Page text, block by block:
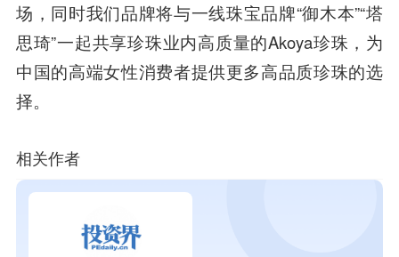
场，同时我们品牌将与一线珠宝品牌“御木本”“塔
思琦”一起共享珍珠业内高质量的Akoya珍珠，为
中国的高端女性消费者提供更多高品质珍珠的选
择。
相关作者